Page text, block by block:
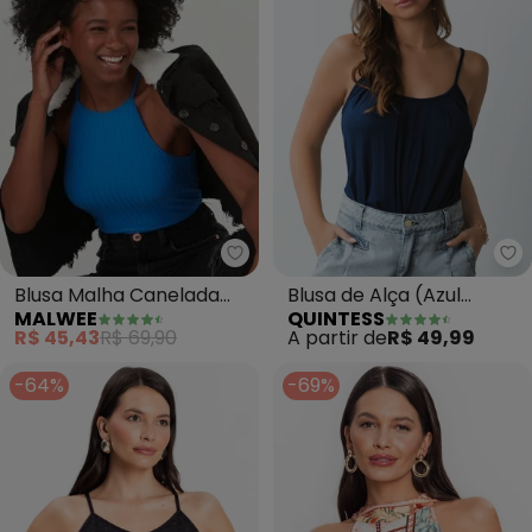
Malwee - Blusa Malha
Blusa Malha Canelada
Viscose (Azul)
MALWEE
R$ 45,43R$ 69,90
Blusa de Alça (Azul
Marinho)
QUINTESS
A partir deR$ 49,99
-64%
-69%